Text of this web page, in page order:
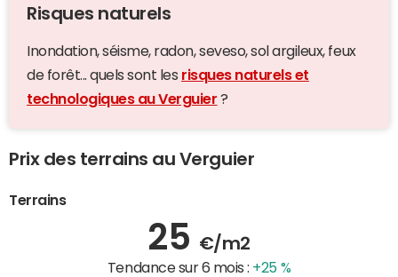
Risques naturels
Inondation, séisme, radon, seveso, sol argileux, feux
de forêt... quels sont les risques naturels et
technologiques au Verguier ?
Prix des terrains au Verguier
Terrains
25 €/m2
Tendance sur 6 mois : +25 %